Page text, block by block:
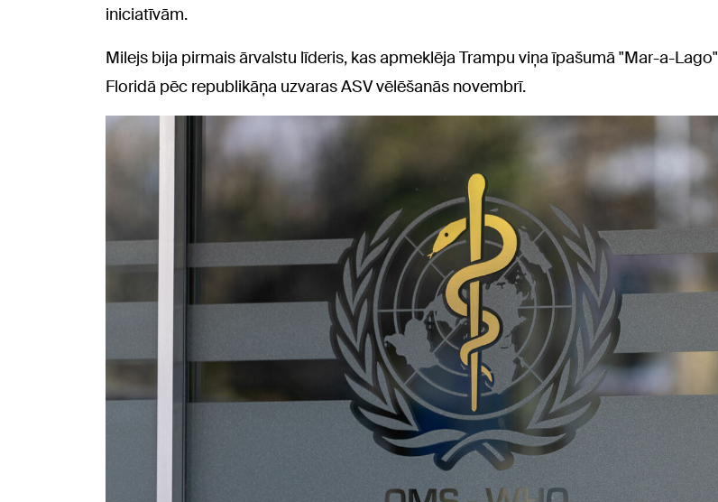
iniciatīvām.
Milejs bija pirmais ārvalstu līderis, kas apmeklēja Trampu viņa īpašumā "Mar-a-Lago"
Floridā pēc republikāņa uzvaras ASV vēlēšanās novembrī.